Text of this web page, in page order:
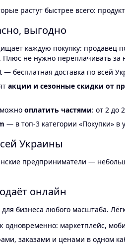
растут быстрее всего:
выгодно
каждую покупку: продавец
Плюс не нужно переплачивать
бесплатная доставка по всей
акции и сезонные скидки от
оплатить частями: от 2 до
— в топ-3 категории «Покупки» в
Украины
предприниматели —
онлайн
бизнеса любого масштаба.
одновременно: маркетплейс,
заказами и ценами в одном